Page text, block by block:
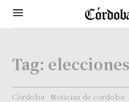
Tag:
Córdoba Noticias de cordoba